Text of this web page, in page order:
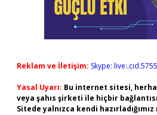
Reklam ve İletişim: Skype:
Yasal Uyarı: Bu internet sitesi,
veya şahıs şirketi ile hiçbir
Sitede yalnızca kendi